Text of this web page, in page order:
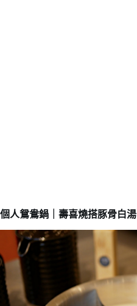
個人鴛鴦鍋｜壽喜燒搭豚骨白湯